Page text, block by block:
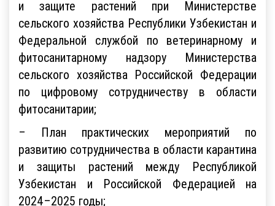
и защите растений при Министерстве
сельского хозяйства Республики Узбекистан и
Федеральной службой по ветеринарному и
фитосанитарному надзору Министерства
сельского хозяйства Российской Федерации
по цифровому сотрудничеству в области
фитосанитарии;
– План практических мероприятий по
развитию сотрудничества в области карантина
и защиты растений между Республикой
Узбекистан и Российской Федерацией на
2024–2025 годы;